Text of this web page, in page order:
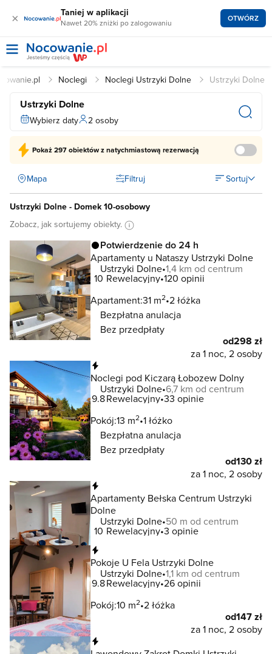
× Taniej w aplikacji
Nawet 20% zniżki po zalogowaniu OTWÓRZ
Noclegi Noclegi Ustrzyki Dolne Ustrzyki Dolne
Ustrzyki Dolne
Wybierz daty 2 osoby
Pokaż297 obiektówz natychmiastową rezerwacją
Mapa Filtruj Sortuj
Ustrzyki Dolne - Domek 10-osobowy
Zobacz, jak sortujemy obiekty.
Potwierdzenie do 24 h
Apartamenty u Nataszy Ustrzyki Dolne
Ustrzyki Dolne 1,4 km od centrum
10 Rewelacyjny 120 opinii
Apartament:31 m2 2 łóżka
Bezpłatna anulacja
Bez przedpłaty
od298 zł
za 1 noc, 2 osoby
Noclegi pod Kiczarą Łobozew Dolny
Ustrzyki Dolne 6,7 km od centrum
9.8Rewelacyjny 33 opinie
Pokój:13 m2 1 łóżko
Bezpłatna anulacja
Bez przedpłaty
od130 zł
za 1 noc, 2 osoby
Apartamenty Bełska Centrum Ustrzyki
Dolne
Ustrzyki Dolne 50 m od centrum
10 Rewelacyjny 3 opinie
Pokoje U Fela Ustrzyki Dolne
Ustrzyki Dolne 1,1 km od centrum
9.8Rewelacyjny 26 opinii
Pokój:10 m2 2 łóżka
od147 zł
za 1 noc, 2 osoby